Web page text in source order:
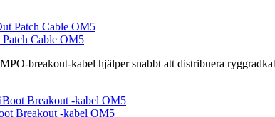
Cable OM5
breakout-kabel hjälper snabbt att distribuera
Breakout -kabel OM5